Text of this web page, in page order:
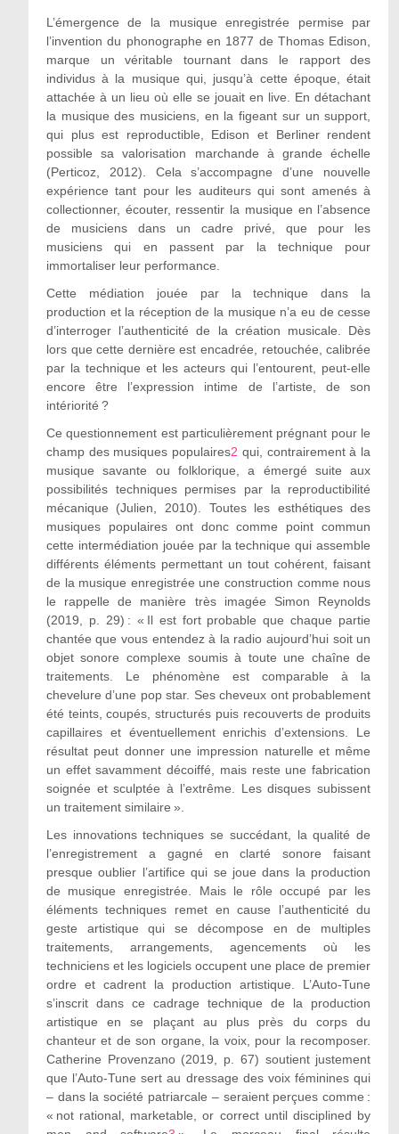
L’émergence de la musique enregistrée permise par
l’invention du phonographe en 1877 de Thomas Edison,
marque un véritable tournant dans le rapport des
individus à la musique qui, jusqu’à cette époque, était
attachée à un lieu où elle se jouait en live. En détachant
la musique des musiciens, en la figeant sur un support,
qui plus est reproductible, Edison et Berliner rendent
possible sa valorisation marchande à grande échelle
(Perticoz, 2012). Cela s’accompagne d’une nouvelle
expérience tant pour les auditeurs qui sont amenés à
collectionner, écouter, ressentir la musique en l’absence
de musiciens dans un cadre privé, que pour les
musiciens qui en passent par la technique pour
immortaliser leur performance.
Cette médiation jouée par la technique dans la
production et la réception de la musique n’a eu de cesse
d’interroger l’authenticité de la création musicale. Dès
lors que cette dernière est encadrée, retouchée, calibrée
par la technique et les acteurs qui l’entourent, peut-elle
encore être l’expression intime de l’artiste, de son
intériorité ?
Ce questionnement est particulièrement prégnant pour le
champ des musiques populaires2 qui, contrairement à la
musique savante ou folklorique, a émergé suite aux
possibilités techniques permises par la reproductibilité
mécanique (Julien, 2010). Toutes les esthétiques des
musiques populaires ont donc comme point commun
cette intermédiation jouée par la technique qui assemble
différents éléments permettant un tout cohérent, faisant
de la musique enregistrée une construction comme nous
le rappelle de manière très imagée Simon Reynolds
(2019, p. 29) : « Il est fort probable que chaque partie
chantée que vous entendez à la radio aujourd’hui soit un
objet sonore complexe soumis à toute une chaîne de
traitements. Le phénomène est comparable à la
chevelure d’une pop star. Ses cheveux ont probablement
été teints, coupés, structurés puis recouverts de produits
capillaires et éventuellement enrichis d’extensions. Le
résultat peut donner une impression naturelle et même
un effet savamment décoiffé, mais reste une fabrication
soignée et sculptée à l’extrême. Les disques subissent
un traitement similaire ».
Les innovations techniques se succédant, la qualité de
l’enregistrement a gagné en clarté sonore faisant
presque oublier l’artifice qui se joue dans la production
de musique enregistrée. Mais le rôle occupé par les
éléments techniques remet en cause l’authenticité du
geste artistique qui se décompose en de multiples
traitements, arrangements, agencements où les
techniciens et les logiciels occupent une place de premier
ordre et cadrent la production artistique. L’Auto-Tune
s’inscrit dans ce cadrage technique de la production
artistique en se plaçant au plus près du corps du
chanteur et de son organe, la voix, pour la recomposer.
Catherine Provenzano (2019, p. 67) soutient justement
que l’Auto-Tune sert au dressage des voix féminines qui
– dans la société patriarcale – seraient perçues comme :
« not rational, marketable, or correct until disciplined by